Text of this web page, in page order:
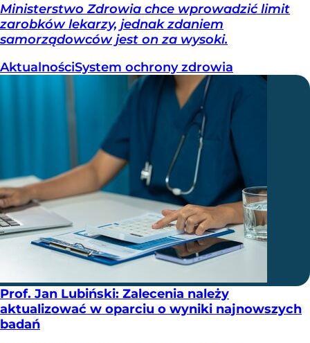
Ministerstwo Zdrowia chce wprowadzić limit
zarobków lekarzy, jednak zdaniem
samorządowców jest on za wysoki.
AktualnościSystem ochrony zdrowia
Prof. Jan Lubiński: Zalecenia należy
aktualizować w oparciu o wyniki najnowszych
badań